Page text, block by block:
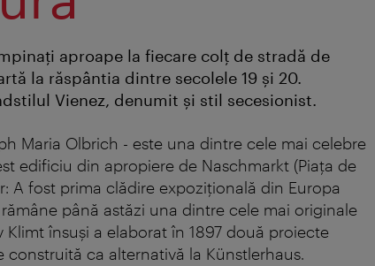
aproape la fiecare colţ de stradă de
la răspântia dintre secolele 19 şi 20.
Vienez, denumit şi stil secesionist.
Maria Olbrich - este una dintre cele mai celebre
edificiu din apropiere de Naschmarkt (Piaţa de
A fost prima clădire expoziţională din Europa
până astăzi una dintre cele mai originale
însuşi a elaborat în 1897 două proiecte
ca alternativă la Künstlerhaus.